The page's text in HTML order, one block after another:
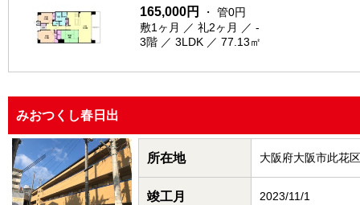
165,000円
・ 管0円
敷1ヶ月 ／ 礼2ヶ月 ／ -
3階 ／ 3LDK ／ 77.13㎡
みおつくし春日出
所在地 大阪府大阪市此花
竣工月 2023/11/1